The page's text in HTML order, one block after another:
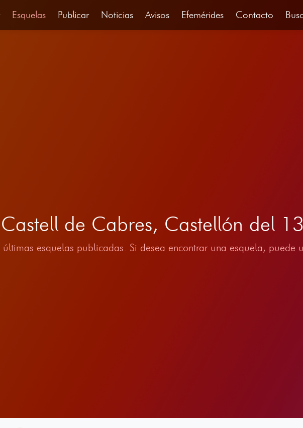
Esquelas Publicar Noticias Avisos Efemérides Contacto
de Cabres, Castellón del
esquelas publicadas. Si desea encontrar una esquela, puede